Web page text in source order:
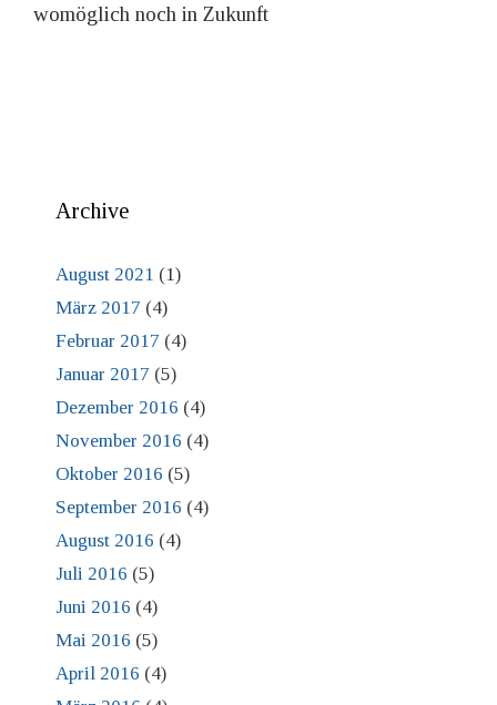
womöglich noch in Zukunft
Archive
August 2021 (1)
März 2017 (4)
Februar 2017 (4)
Januar 2017 (5)
Dezember 2016 (4)
November 2016 (4)
Oktober 2016 (5)
September 2016 (4)
August 2016 (4)
Juli 2016 (5)
Juni 2016 (4)
Mai 2016 (5)
April 2016 (4)